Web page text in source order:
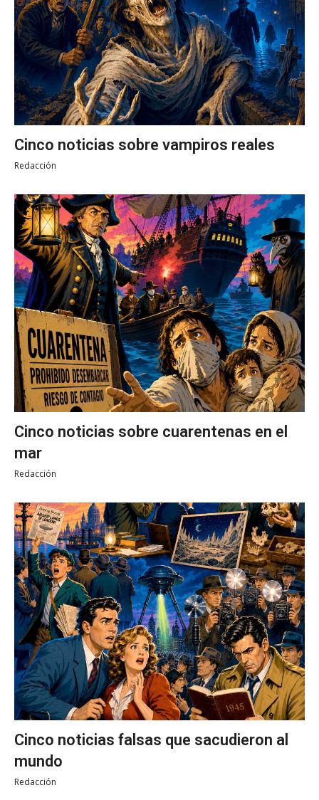
Cinco noticias sobre vampiros reales
Redacción
Cinco noticias sobre cuarentenas en el
mar
Redacción
Cinco noticias falsas que sacudieron al
mundo
Redacción